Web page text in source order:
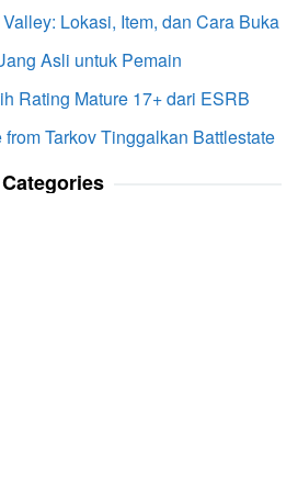
Lokasi, Item, dan Cara Buka
Asli untuk Pemain
Rating Mature 17+ dari ESRB
Tarkov Tinggalkan Battlestate
Categories